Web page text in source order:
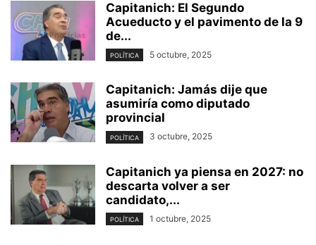
Capitanich: El Segundo
Acueducto y el pavimento de la 9
de...
POLÍTICA 5 octubre, 2025
Capitanich: Jamás dije que
asumiría como diputado
provincial
POLÍTICA 3 octubre, 2025
Capitanich ya piensa en 2027: no
descarta volver a ser
candidato,...
POLÍTICA 1 octubre, 2025